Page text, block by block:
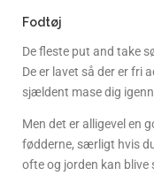
Fodtøj
De fleste put and take
De er lavet så der er fri
sjældent mase dig
Men det er alligevel en
fødderne, særligt hvis
ofte og jorden kan